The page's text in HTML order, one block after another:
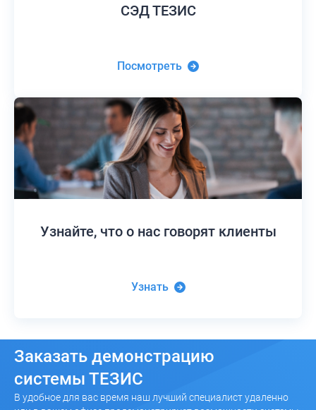
СЭД ТЕЗИС
Посмотреть
Узнайте,что о нас говорят клиенты
Узнать
Заказать демонстрацию
системы ТЕЗИС
В удобное для вас время наш лучший специалист удаленно